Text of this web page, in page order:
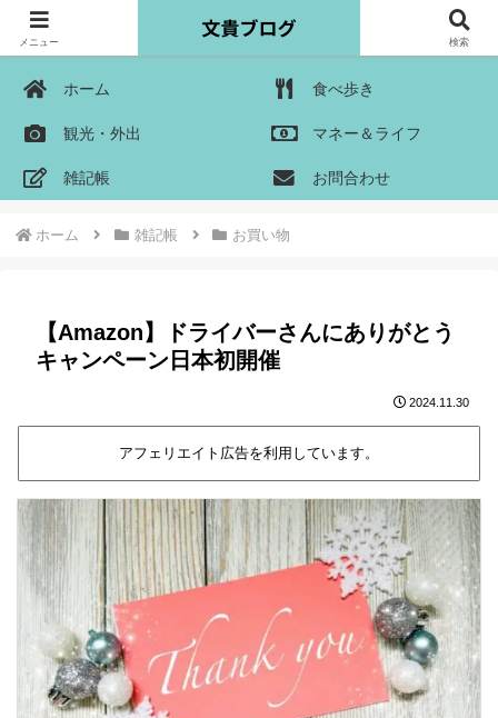
ホーム 食べ歩き
観光・外出 マネー＆ライフ
雑記帳 お問合わせ
ホーム 雑記帳 お買い物
【Amazon】ドライバーさんにありがとう
キャンペーン日本初開催
2024.11.30
アフェリエイト広告を利用しています。
メニュー 検索